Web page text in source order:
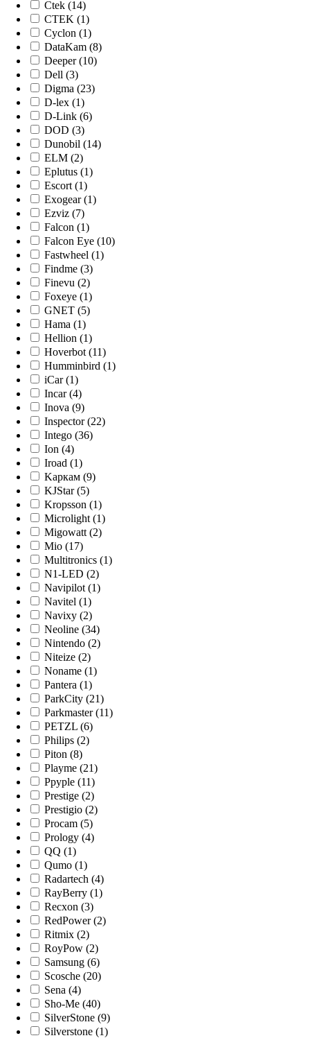
Ctek (14)
CTEK (1)
Cyclon (1)
DataKam (8)
Deeper (10)
Dell (3)
Digma (23)
D-lex (1)
D-Link (6)
DOD (3)
Dunobil (14)
ELM (2)
Eplutus (1)
Escort (1)
Exogear (1)
Ezviz (7)
Falcon (1)
Falcon Eye (10)
Fastwheel (1)
Findme (3)
Finevu (2)
Foxeye (1)
GNET (5)
Hama (1)
Hellion (1)
Hoverbot (11)
Humminbird (1)
iCar (1)
Incar (4)
Inova (9)
Inspector (22)
Intego (36)
Ion (4)
Iroad (1)
Kaркам (9)
KJStar (5)
Kropsson (1)
Microlight (1)
Migowatt (2)
Mio (17)
Multitronics (1)
N1-LED (2)
Navipilot (1)
Navitel (1)
Navixy (2)
Neoline (34)
Nintendo (2)
Niteize (2)
Noname (1)
Pantera (1)
ParkCity (21)
Parkmaster (11)
PETZL (6)
Philips (2)
Piton (8)
Playme (21)
Ppyple (11)
Prestige (2)
Prestigio (2)
Procam (5)
Prology (4)
QQ (1)
Qumo (1)
Radartech (4)
RayBerry (1)
Recxon (3)
RedPower (2)
Ritmix (2)
RoyPow (2)
Samsung (6)
Scosche (20)
Sena (4)
Sho-Me (40)
SilverStone (9)
Silverstone (1)